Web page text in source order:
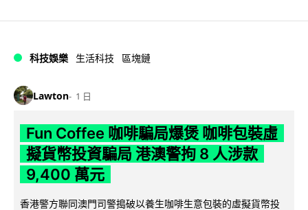
科技娛樂 生活科技 區塊鏈
Lawton 1 日
Fun Coffee 咖啡騙局爆煲 咖啡包裝虛
擬貨幣投資騙局 港澳警拘 8 人涉款
9,400 萬元
香港警方聯同澳門司警搗破以養生咖啡生意包裝的虛擬貨幣投